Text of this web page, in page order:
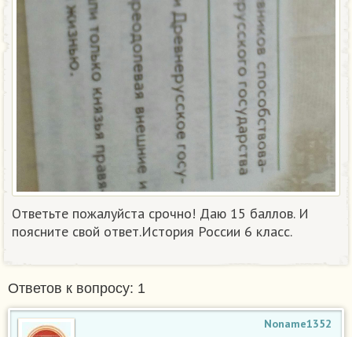
Ответьте пожалуйста срочно! Даю 15 баллов. И
поясните свой ответ.История России 6 класс.
Ответов к вопросу: 1
Noname1352